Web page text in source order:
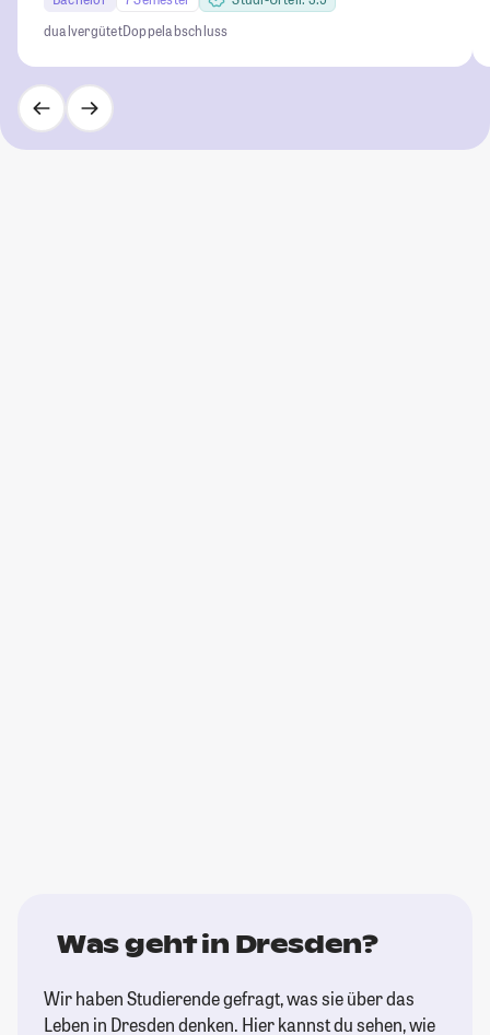
dualvergütetDoppelabschluss
Was geht in Dresden?
Wir haben Studierende gefragt, was sie über das
Leben in Dresden denken. Hier kannst du sehen, wie